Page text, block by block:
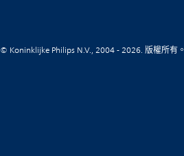
© Koninklijke Philips N.V., 2004 - 2026. 版權所有。